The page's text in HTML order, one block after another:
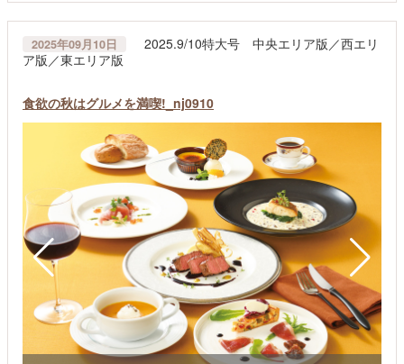
2025年09月10日
2025.9/10特大号 中央エリア版／西エリ
ア版／東エリア版
食欲の秋はグルメを満喫!_nj0910